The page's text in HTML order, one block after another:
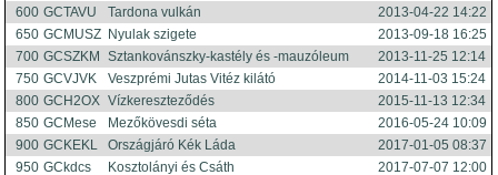
600 GCTAVU Tardona vulkán
2013-04-22 14:22
650 GCMUSZ Nyulak szigete
2013-09-18 16:25
700 GCSZKM Sztankovánszky-kastély és -mauzóleum
2013-11-25 12:14
750 GCVJVK Veszprémi Jutas Vitéz kilátó
2014-11-03 15:24
800 GCH2OX Vízkereszteződés
2015-11-13 12:34
850 GCMese Mezőkövesdi séta
2016-05-24 10:09
900 GCKEKL Országjáró Kék Láda
2017-01-05 08:37
950 GCkdcs Kosztolányi és Csáth
2017-07-07 12:00